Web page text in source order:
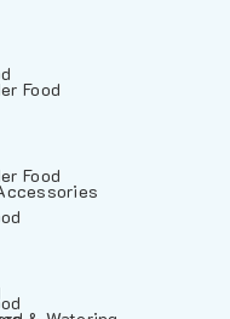
Food
Food